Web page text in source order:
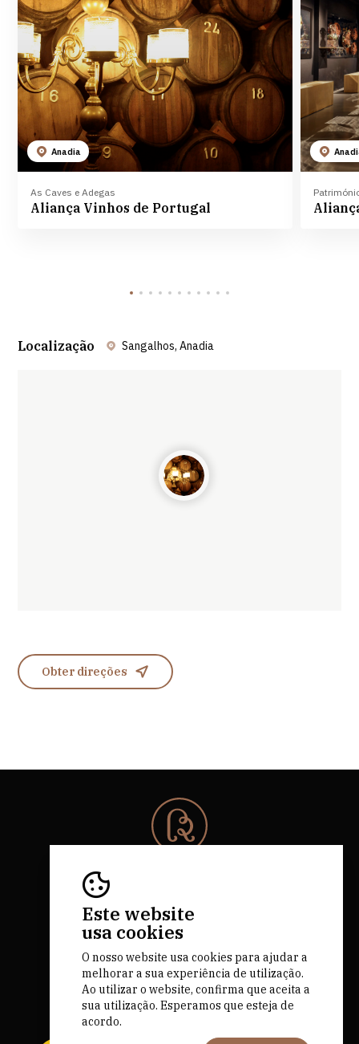
Este website
usa cookies
O nosso website usa cookies para ajudar a
melhorar a sua experiência de utilização.
Ao utilizar o website, confirma que aceita a
sua utilização. Esperamos que esteja de
acordo.
Anadia
As Caves e Adegas
Aliança Vinhos de Portugal
Localização Sangalhos, Anadia
Obter direções
RNAAT 684/2019.
by M&ADigital
Financiado por